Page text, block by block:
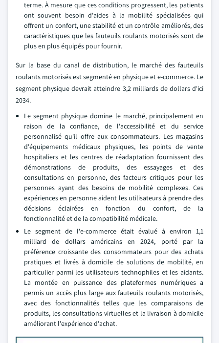
terme. À mesure que ces conditions progressent, les patients
ont souvent besoin d'aides à la mobilité spécialisées qui
offrent un confort, une stabilité et un contrôle améliorés, des
caractéristiques que les fauteuils roulants motorisés sont de
plus en plus équipés pour fournir.
Sur la base du canal de distribution, le marché des fauteuils
roulants motorisés est segmenté en physique et e-commerce. Le
segment physique devrait atteindre 3,2 milliards de dollars d'ici
2034.
Le segment physique domine le marché, principalement en
raison de la confiance, de l'accessibilité et du service
personnalisé qu'il offre aux consommateurs. Les magasins
d'équipements médicaux physiques, les points de vente
hospitaliers et les centres de réadaptation fournissent des
démonstrations de produits, des essayages et des
consultations en personne, des facteurs critiques pour les
personnes ayant des besoins de mobilité complexes. Ces
expériences en personne aident les utilisateurs à prendre des
décisions éclairées en fonction du confort, de la
fonctionnalité et de la compatibilité médicale.
Le segment de l'e-commerce était évalué à environ 1,1
milliard de dollars américains en 2024, porté par la
préférence croissante des consommateurs pour des achats
pratiques et livrés à domicile de solutions de mobilité, en
particulier parmi les utilisateurs technophiles et les aidants.
La montée en puissance des plateformes numériques a
permis un accès plus large aux fauteuils roulants motorisés,
avec des fonctionnalités telles que les comparaisons de
produits, les consultations virtuelles et la livraison à domicile
améliorant l'expérience d'achat.